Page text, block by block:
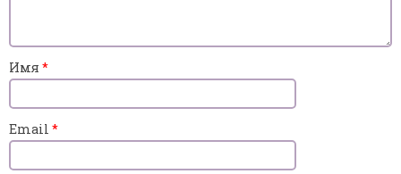
Имя *
Email *